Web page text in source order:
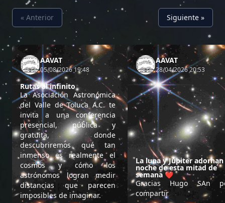
« Anterior Siguiente »
AAVAT
05/08/2026 19:48
Rutas al infinito
La Asociación Astronómica
del Valle de Toluca A.C. te
invita a una conferencia
presencial, pública y
gratuita, donde
descubriremos qué tan
inmenso es realmente el
cosmos y cómo los
astrónomos logran medir
distancias que parecen
imposibles de imaginar.
AAVAT
28/04/2026 20:53
La luna y Júpiter adornan
noche de esta mitad de
semana ❤️
Gracias Hugo SAn
compartir